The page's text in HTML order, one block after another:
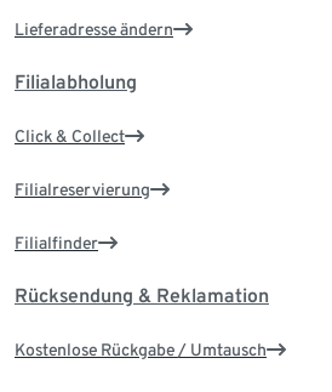
Lieferadresse ändern
Filialabholung
Click & Collect
Filialreservierung
Filialfinder
Rücksendung & Reklamation
Kostenlose Rückgabe / Umtausch